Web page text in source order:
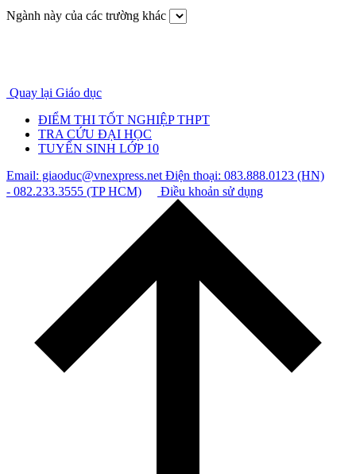
Ngành này của các trường khác
Quay lại Giáo dục
ĐIỂM THI TỐT NGHIỆP THPT
TRA CỨU ĐẠI HỌC
TUYỂN SINH LỚP 10
Email: giaoduc@vnexpress.netĐiện thoại: 083.888.0123 (HN)
- 082.233.3555 (TP HCM)
Điều khoản sử dụng